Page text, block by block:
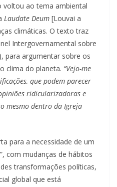
voltou ao tema ambiental
Laudate Deum [Louvai a
climáticas. O texto traz
Intergovernamental sobre
para argumentar sobre os
clima do planeta. “Vejo-me
que podem parecer
ridicularizadoras e
mesmo dentro da Igreja
para a necessidade de um
”, com mudanças de hábitos
transformações políticas,
global que está